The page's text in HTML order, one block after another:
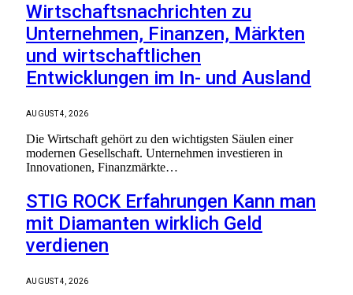
Wirtschaftsnachrichten zu
Unternehmen, Finanzen, Märkten
und wirtschaftlichen
Entwicklungen im In- und Ausland
AUGUST 4, 2026
Die Wirtschaft gehört zu den wichtigsten Säulen einer
modernen Gesellschaft. Unternehmen investieren in
Innovationen, Finanzmärkte…
STIG ROCK Erfahrungen Kann man
mit Diamanten wirklich Geld
verdienen
AUGUST 4, 2026